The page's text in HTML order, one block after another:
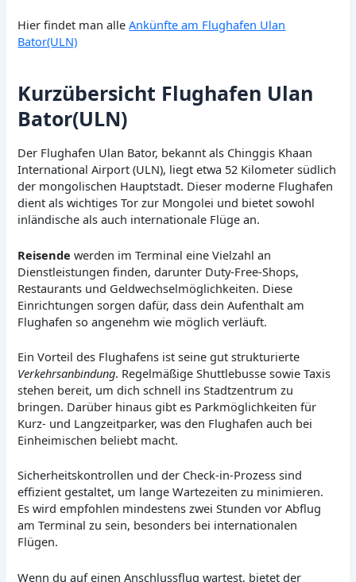
Hier findet man alleAnkünfte am Flughafen Ulan
Bator(ULN)
Kurzübersicht Flughafen Ulan
Bator(ULN)
Der Flughafen Ulan Bator, bekannt als Chinggis Khaan
International Airport (ULN), liegt etwa 52 Kilometer südlich
der mongolischen Hauptstadt. Dieser moderne Flughafen
dient als wichtiges Tor zur Mongolei und bietet sowohl
inländische als auch internationale Flüge an.
Reisende werden im Terminal eine Vielzahl an
Dienstleistungen finden, darunter Duty-Free-Shops,
Restaurants und Geldwechselmöglichkeiten. Diese
Einrichtungen sorgen dafür, dass dein Aufenthalt am
Flughafen so angenehm wie möglich verläuft.
Ein Vorteil des Flughafens ist seine gut strukturierte
Verkehrsanbindung. Regelmäßige Shuttlebusse sowie Taxis
stehen bereit, um dich schnell ins Stadtzentrum zu
bringen. Darüber hinaus gibt es Parkmöglichkeiten für
Kurz- und Langzeitparker, was den Flughafen auch bei
Einheimischen beliebt macht.
Sicherheitskontrollen und der Check-in-Prozess sind
effizient gestaltet, um lange Wartezeiten zu minimieren.
Es wird empfohlen mindestens zwei Stunden vor Abflug
am Terminal zu sein, besonders bei internationalen
Flügen.
Wenn du auf einen Anschlussflug wartest, bietet der